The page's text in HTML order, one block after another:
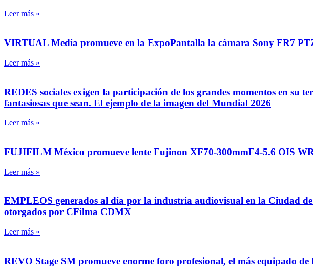
Leer más »
VIRTUAL Media promueve en la ExpoPantalla la cámara Sony FR7
Leer más »
REDES sociales exigen la participación de los grandes momentos en su
fantasiosas que sean. El ejemplo de la imagen del Mundial 2026
Leer más »
FUJIFILM México promueve lente Fujinon XF70-300mmF4-5.6 OIS
Leer más »
EMPLEOS generados al día por la industria audiovisual en la Ciudad
otorgados por CFilma CDMX
Leer más »
REVO Stage SM promueve enorme foro profesional, el más equipado